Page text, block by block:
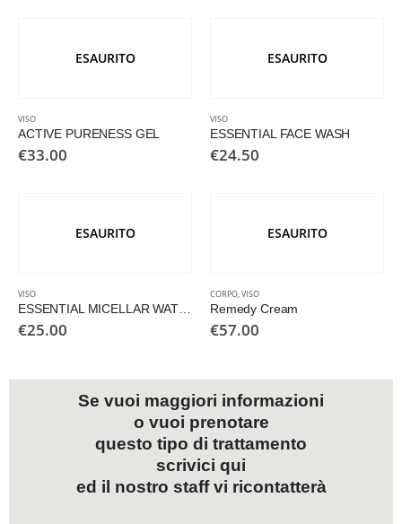
ESAURITO
VISO
ACTIVE PURENESS GEL
€33.00
ESAURITO
VISO
ESSENTIAL FACE WASH
€24.50
ESAURITO
VISO
ESSENTIAL MICELLAR WATER
€25.00
ESAURITO
CORPO,VISO
Remedy Cream
€57.00
Se vuoi maggiori informazioni
o vuoi prenotare
questo tipo di trattamento
scrivici qui
ed il nostro staff vi ricontatterà